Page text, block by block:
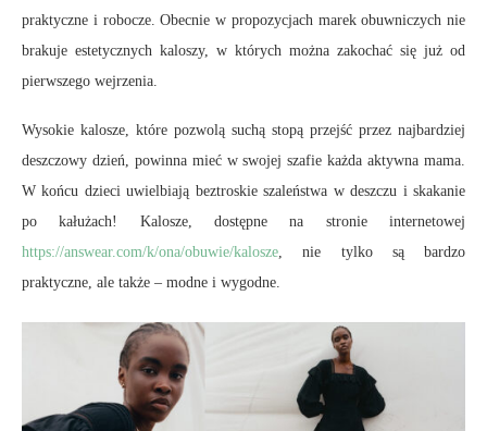
praktyczne i robocze. Obecnie w propozycjach marek obuwniczych nie
brakuje estetycznych kaloszy, w których można zakochać się już od
pierwszego wejrzenia.
Wysokie kalosze, które pozwolą suchą stopą przejść przez najbardziej
deszczowy dzień, powinna mieć w swojej szafie każda aktywna mama.
W końcu dzieci uwielbiają beztroskie szaleństwa w deszczu i skakanie
po kałużach! Kalosze, dostępne na stronie internetowej
https://answear.com/k/ona/obuwie/kalosze, nie tylko są bardzo
praktyczne, ale także – modne i wygodne.